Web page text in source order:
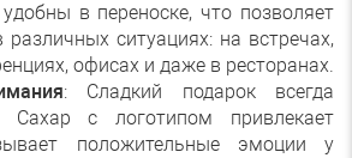
в переноске, что позволяет
различных ситуациях: на встречах,
офисах и даже в ресторанах.
: Сладкий подарок всегда
Сахар с логотипом привлекает
положительные эмоции у